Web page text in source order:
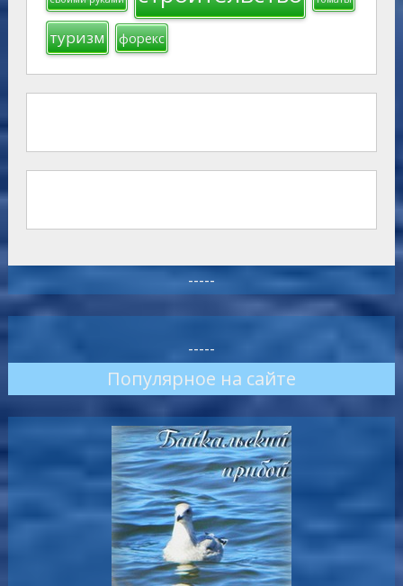
туризм форекс
-----
-----
Популярное на сайте